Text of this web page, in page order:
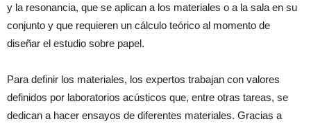
y la resonancia, que se aplican a los materiales o a la sala en su
conjunto y que requieren un cálculo teórico al momento de
diseñar el estudio sobre papel.
Para definir los materiales, los expertos trabajan con valores
definidos por laboratorios acústicos que, entre otras tareas, se
dedican a hacer ensayos de diferentes materiales. Gracias a